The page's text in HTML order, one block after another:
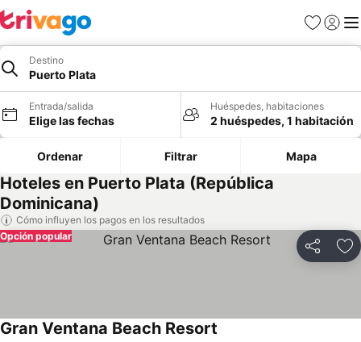
Favoritos
Iniciar
Destino
Puerto Plata
Entrada/salida
Elige las fechas
Huéspedes, habitaciones
2 huéspedes, 1 habitación
Ordenar Filtrar Mapa
Hoteles en Puerto Plata (República
Dominicana)
Cómo influyen los pagos en los resultados
Compartir
Opción popular
Gran Ventana Beach Resort